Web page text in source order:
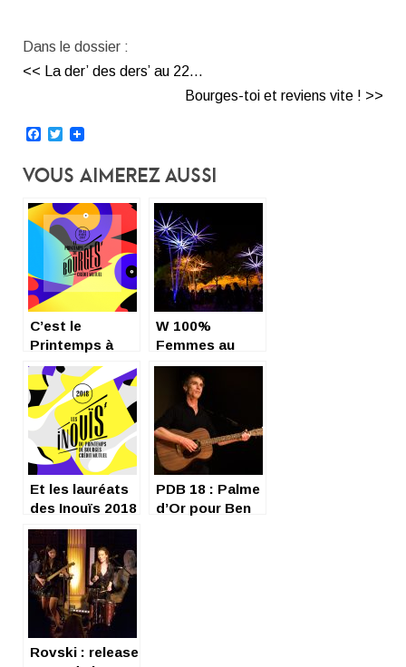
Dans le dossier :
<< La der’ des ders’ au 22…
Bourges-toi et reviens vite ! >>
Facebook
Twitter
Vous Aimerez Aussi
C’est le
Printemps à
Bourges !
W 100%
Femmes au
Printemps de
Bourges
Et les lauréats
des Inouïs 2018
sont…
PDB 18 : Palme
d’Or pour Ben
Rovski : release